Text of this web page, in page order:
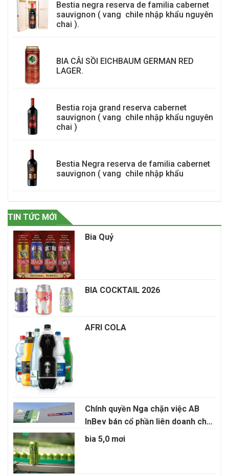
Bestia negra reserva de familia cabernet
sauvignon ( vang chile nhập khẩu nguyên
chai ).
BIA CÂI SỒI EICHBAUM GERMAN RED
LAGER.
Bestia roja grand reserva cabernet
sauvignon ( vang chile nhập khẩu nguyên
chai )
Bestia Negra reserva de familia cabernet
sauvignon ( vang chile nhập khẩu
TIN TỨC MỚI
Bia Quỷ
BIA COCKTAIL 2026
AFRI COLA
Chính quyền Nga chặn việc AB
InBev bán cổ phần liên doanh cho
Anadolu Efes
bia 5,0 mơi